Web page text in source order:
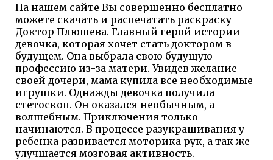
На нашем сайте Вы совершенно бесплатно
можете скачать и распечатать раскраску
Доктор Плюшева. Главный герой истории –
девочка, которая хочет стать доктором в
будущем. Она выбрала свою будущую
профессию из-за матери. Увидев желание
своей дочери, мама купила все необходимые
игрушки. Однажды девочка получила
стетоскоп. Он оказался необычным, а
волшебным. Приключения только
начинаются. В процессе разукрашивания у
ребенка развивается моторика рук, а так же
улучшается мозговая активность.